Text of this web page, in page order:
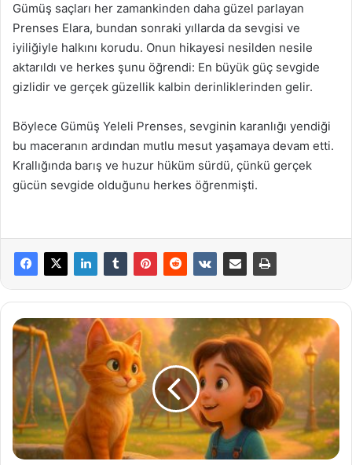
Gümüş saçları her zamankinden daha güzel parlayan
Prenses Elara, bundan sonraki yıllarda da sevgisi ve
iyiliğiyle halkını korudu. Onun hikayesi nesilden nesile
aktarıldı ve herkes şunu öğrendi: En büyük güç sevgide
gizlidir ve gerçek güzellik kalbin derinliklerinden gelir.
Böylece Gümüş Yeleli Prenses, sevginin karanlığı yendiği
bu maceranın ardından mutlu mesut yaşamaya devam etti.
Krallığında barış ve huzur hüküm sürdü, çünkü gerçek
gücün sevgide olduğunu herkes öğrenmişti.
Konuşan
Kedi
ile
Büyülü
Anahtar